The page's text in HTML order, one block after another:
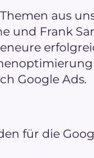
aus
und Frank
Google Ads.
für die